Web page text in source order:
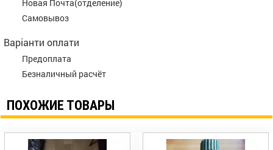
Новая Почта(отделение)
Самовывоз
Варіанти оплати
Предоплата
Безналичный расчёт
ПОХОЖИЕ ТОВАРЫ